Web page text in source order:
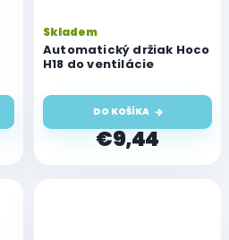
Automatický držiak Hoco
H18 do ventilácie
Skladem
€9,44
DO KOŠÍKA